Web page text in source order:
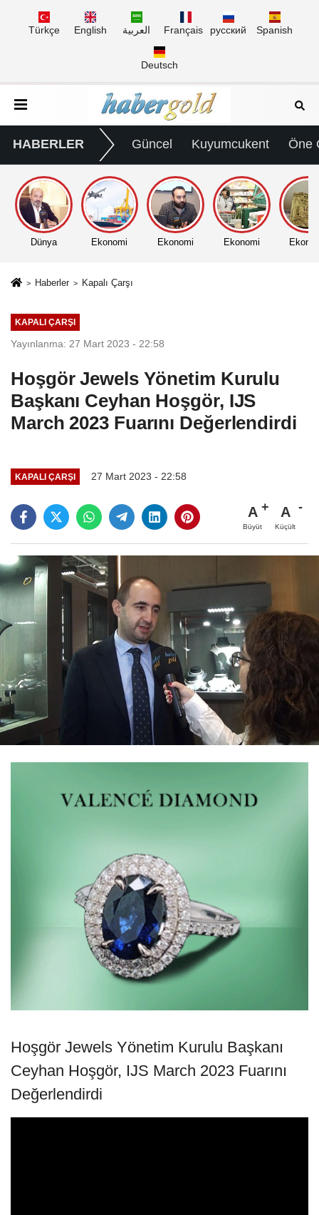
Türkçe English العربية Français русский Spanish
Deutsch
HABERLER Güncel Kuyumcukent Öne
Dünya Ekonomi Ekonomi Ekonomi
Haberler Kapalı Çarşı
KAPALI ÇARŞI
Yayınlanma: 27 Mart 2023 - 22:58
Hoşgör Jewels Yönetim Kurulu
Başkanı Ceyhan Hoşgör, IJS
March 2023 Fuarını Değerlendirdi
KAPALI ÇARŞI 27 Mart 2023 - 22:58
A
Büyüt
A
Küçült
Hoşgör Jewels Yönetim Kurulu Başkanı
Ceyhan Hoşgör, IJS March 2023 Fuarını
Değerlendirdi